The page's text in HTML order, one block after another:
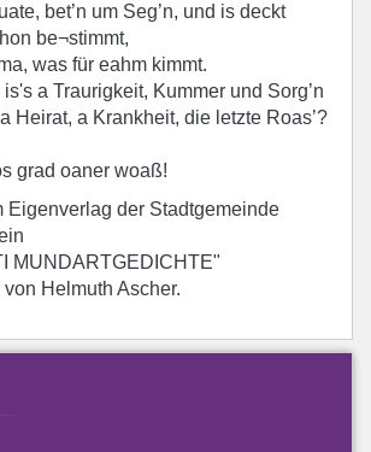
bet’n um Seg’n, und is deckt
be¬stimmt,
was für eahm kimmt.
is's a Traurigkeit, Kummer und Sorg’n
Heirat, a Krankheit, die letzte Roas’?
grad oaner woaß!
Eigenverlag der Stadtgemeinde
MUNDARTGEDICHTE"
Helmuth Ascher.